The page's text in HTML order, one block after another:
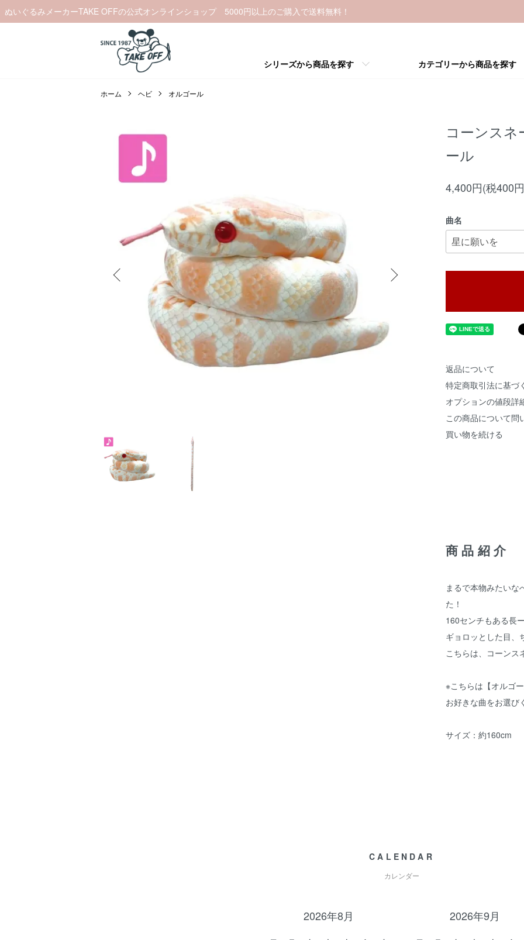
ぬいぐるみメーカーTAKE OFFの公式オンラインショップ 5000円以上のご購入で送料無料！
シリーズから商品を探す カテゴリーから商品を探す
ホーム ヘビ オルゴール
コーンス
ール
4,400円(税400
曲名
返品について
特定商取引法に基づ
オプションの値段詳
この商品について問
買い物を続ける
商品紹介
まるで本物みたいな
た！
160センチもある長
ギョロッとした目、
こちらは、コーンス
※こちらは【オルゴー
お好きな曲をお選び
サイズ：約160cm
CALENDAR
カレンダー
2026年8月 2026年9月